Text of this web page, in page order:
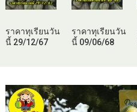
ราคาทุเรียนวัน
นี้ 29/12/67
ราคาทุเรียนวัน
นี้ 09/06/68